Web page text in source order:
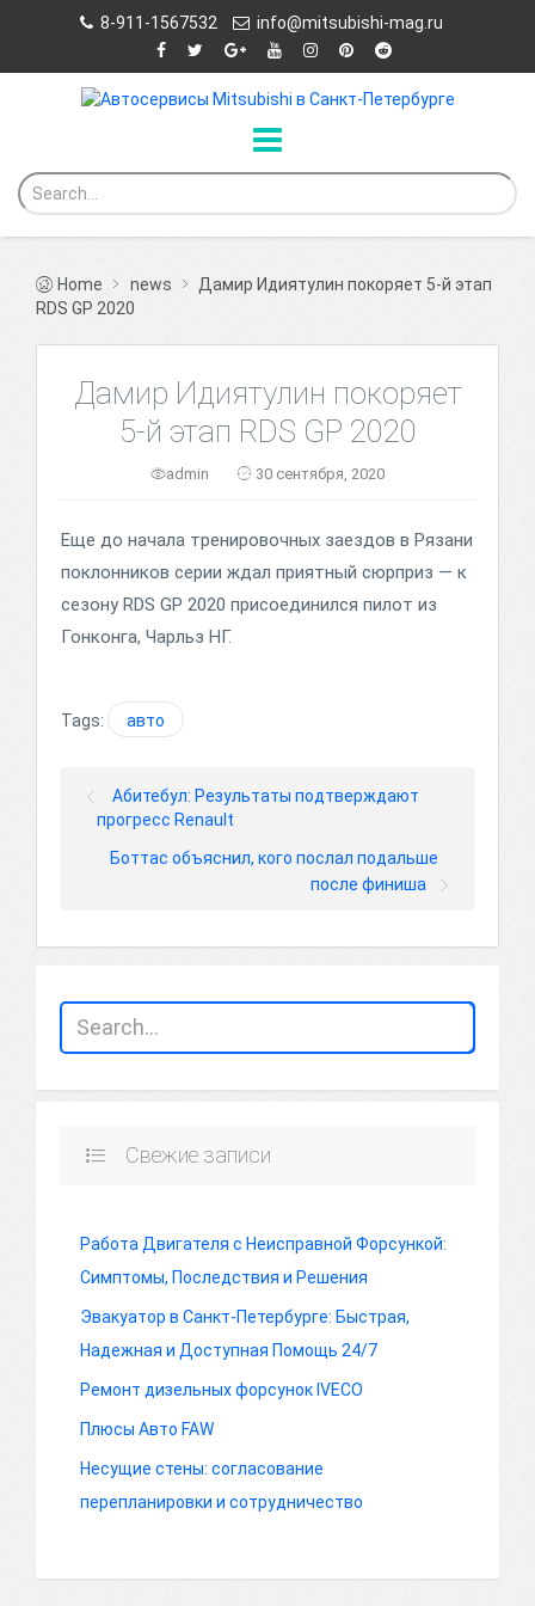
8-911-1567532 info@mitsubishi-mag.ru
Home news
Дамир Идиятулин покоряет 5-й этап
RDS GP 2020
Дамир Идиятулин покоряет
5-й этап RDS GP 2020
admin 30 сентября, 2020
Еще до начала тренировочных заездов в Рязани
поклонников серии ждал приятный сюрприз — к
сезону RDS GP 2020 присоединился пилот из
Гонконга, Чарльз НГ.
Tags: авто
Абитебул: Результаты подтверждают
прогресс Renault
Боттас объяснил, кого послал подальше
после финиша
Свежие записи
Работа Двигателя с Неисправной Форсункой:
Симптомы, Последствия и Решения
Эвакуатор в Санкт-Петербурге: Быстрая,
Надежная и Доступная Помощь 24/7
Ремонт дизельных форсунок IVECO
Плюсы Авто FAW
Несущие стены: согласование
перепланировки и сотрудничество